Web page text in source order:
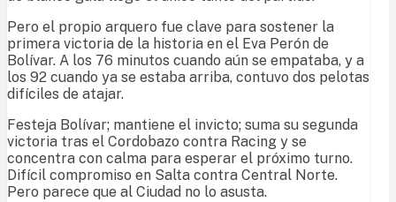
Pero el propio arquero fue clave para sostener la
primera victoria de la historia en el Eva Perón de
Bolívar. A los 76 minutos cuando aún se empataba, y a
los 92 cuando ya se estaba arriba, contuvo dos pelotas
difíciles de atajar.
Festeja Bolívar; mantiene el invicto; suma su segunda
victoria tras el Cordobazo contra Racing y se
concentra con calma para esperar el próximo turno.
Difícil compromiso en Salta contra Central Norte.
Pero parece que al Ciudad no lo asusta.